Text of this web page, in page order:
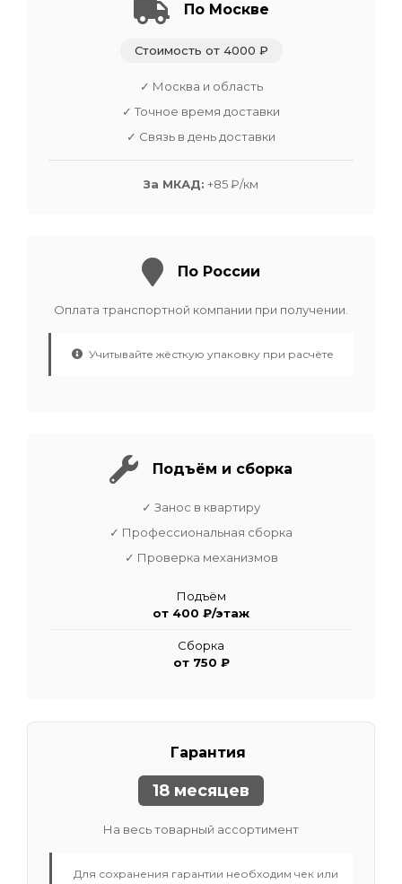
По Москве
Стоимость от 4000 ₽
✓ Москва и область
✓ Точное время доставки
✓ Связь в день доставки
За МКАД: +85 ₽/км
По России
Оплата транспортной компании при получении.
Учитывайте жёсткую упаковку при расчёте
Подъём и сборка
✓ Занос в квартиру
✓ Профессиональная сборка
✓ Проверка механизмов
Подъём
от 400 ₽/этаж
Сборка
от 750 ₽
Гарантия
18 месяцев
На весь товарный ассортимент
Для сохранения гарантии необходим чек или